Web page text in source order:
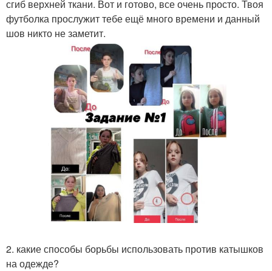
сгиб верхней ткани. Вот и готово, все очень просто. Твоя
футболка прослужит тебе ещё много времени и данный
шов никто не заметит.
2. какие способы борьбы использовать против катышков
на одежде?